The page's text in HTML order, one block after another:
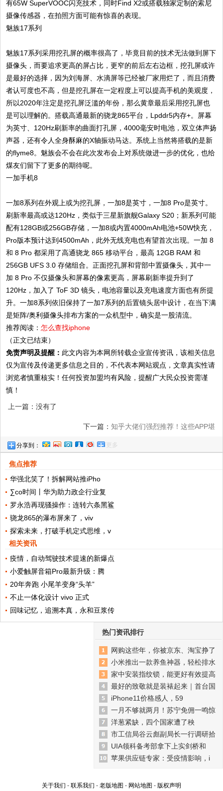
有65W SuperVOOC闪充技术，同时Find X2或搭载独家定制的索尼
摄像传感器，在拍照方面可能有惊喜的表现。
魅族17系列
魅族17系列采用挖孔屏的概率很高了，毕竟目前的技术无法做到屏下
摄像头，而要追求更高的屏占比，更窄的前后左右边框，挖孔屏或许
是最好的选择，因为刘海屏、水滴屏等已经被厂家用烂了，而且消费
者认可度也不高，但是挖孔屏在一定程度上可以提高手机的美观度，
所以2020年注定是挖孔屏泛滥的年份，那么黄章最后采用挖孔屏也
是可以理解的。搭载高通最新的骁龙865平台，Lpddr5内存+。屏幕
为英寸、120Hz刷新率的曲面打孔屏，4000毫安时电池，双立体声扬
声器，还有令人全身酥麻的X轴振动马达。系统上当然将搭载的是新
的flyme8。魅族会不会在此次发布会上对系统做进一步的优化，也给
煤友们留下了更多的期待呢。
一加手机8
一加8系列在外观上或为挖孔屏，一加8是英寸，一加8 Pro是英寸。
刷新率最高或达120Hz，类似于三星新旗舰Galaxy S20；新系列可能
配有128GB或256GB存储，一加8或内置4000mAh电池+50W快充，
Pro版本预计达到4500mAh，此外无线充电也有望首次出现。一加 8
和 8 Pro 都采用了高通骁龙 865 移动平台，最高 12GB RAM 和
256GB UFS 3.0 存储组合。正面挖孔屏和背部中置摄像头，其中一
加 8 Pro 不仅摄像头和屏幕的像素更高，屏幕刷新率提升到了
120Hz，加入了 ToF 3D 镜头，电池容量以及充电速度方面也有所提
升。一加8系列依旧保持了一加7系列的后置镜头居中设计，在当下满
是矩阵/奥利摄像头排布方案的一众机型中，确实是一股清流。
推荐阅读：怎么查找iphone
（正文已结束）
免责声明及提醒： 此文内容为本网所转载企业宣传资讯，该相关信息
仅为宣传及传递更多信息之目的，不代表本网站观点，文章真实性请
浏览者慎重核实！任何投资加盟均有风险，提醒广大民众投资需谨
慎！
上一篇：没有了
下一篇： 知乎大佬们强烈推荐！这些APP堪
称神器，如果你还没有装就out了
分享到： 更多
焦点推荐
华强北笑了！拆解网站推iPho
∑co时间丨华为助力政企行业复
罗永浩再现骚操作：连转六条黑鲨
骁龙865的瀑布屏来了，viv
探索未来，打破手机定式思维，v
相关资讯
疫情，自动驾驶技术提速的新爆点
小爱触屏音箱Pro最新升级：腾
20年奔跑 小尾羊变身“头羊”
不止一体化设计 vivo 正式
回味记忆，追溯本真，永和豆浆传
热门资讯排行
网购这些年，你被京东、淘宝挣了
小米推出一款养鱼神器，轻松排水
家中安装指纹锁，能更好有效提高
最好的致敬就是装裱起来｜首台国
iPhone11价格感人，59
一月不够就两月！苏宁免佣一鸣惊
洋葱紧缺，四个国家遭了秧
市工信局谷云彪副局长一行调研拾
UIA领科备考部拿下上实剑桥和
苹果供应链专家：受疫情影响，i
关于我们 - 联系我们 - 老版地图 - 网站地图 - 版权声明